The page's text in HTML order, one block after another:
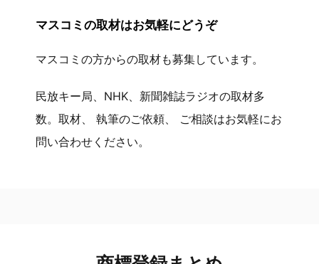
マスコミの取材はお気軽にどうぞ
マスコミの方からの取材も募集しています。
民放キー局、NHK、新聞雑誌ラジオの取材多
数。取材、 執筆のご依頼、 ご相談はお気軽にお
問い合わせください。